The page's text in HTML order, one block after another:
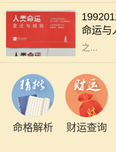
命运与
八字都
1992年
理特征
之...
命格解析 财运查询